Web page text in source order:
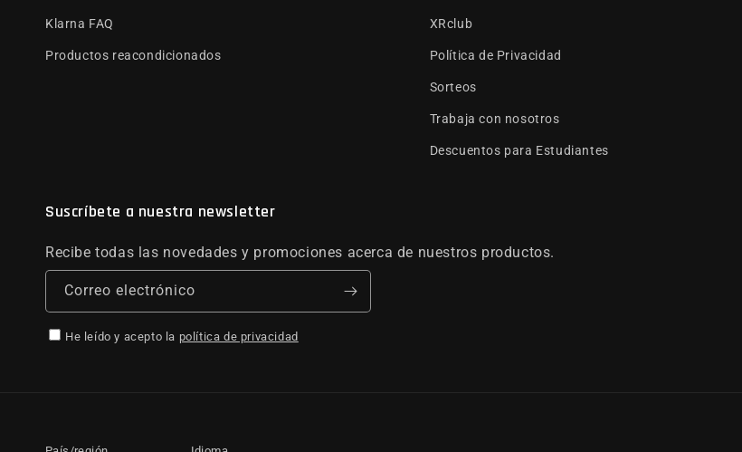
Klarna FAQ
Productos reacondicionados
XRclub
Política de Privacidad
Sorteos
Trabaja con nosotros
Descuentos para Estudiantes
Suscríbete a nuestra newsletter
Recibe todas las novedades y promociones acerca de nuestros productos.
Correo electrónico
He leído y acepto la política de privacidad